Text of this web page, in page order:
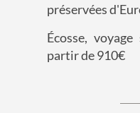
préservées
Écosse,
partir de 910€